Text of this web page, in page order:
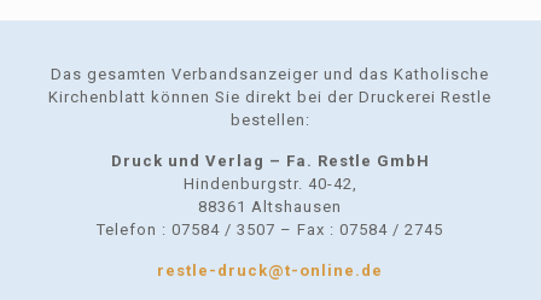
Das gesamten Verbandsanzeiger und das Katholische
Kirchenblatt können Sie direkt bei der Druckerei Restle
bestellen:
Druck und Verlag – Fa. Restle GmbH
Hindenburgstr. 40-42,
88361 Altshausen
Telefon : 07584 / 3507 – Fax : 07584 / 2745
restle-druck@t-online.de